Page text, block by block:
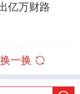
亿万财路
换一换